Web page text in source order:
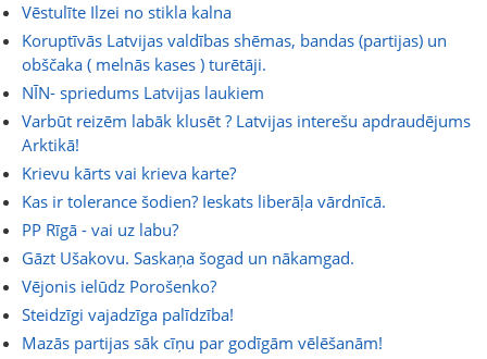
Vēstulīte Ilzei no stikla kalna
Koruptīvās Latvijas valdības shēmas, bandas (partijas) un
obščaka ( melnās kases ) turētāji.
NĪN- spriedums Latvijas laukiem
Varbūt reizēm labāk klusēt ? Latvijas interešu apdraudējums
Arktikā!
Krievu kārts vai krieva karte?
Kas ir tolerance šodien? Ieskats liberāļa vārdnīcā.
PP Rīgā - vai uz labu?
Gāzt Ušakovu. Saskaņa šogad un nākamgad.
Vējonis ielūdz Porošenko?
Steidzīgi vajadzīga palīdzība!
Mazās partijas sāk cīņu par godīgām vēlēšanām!